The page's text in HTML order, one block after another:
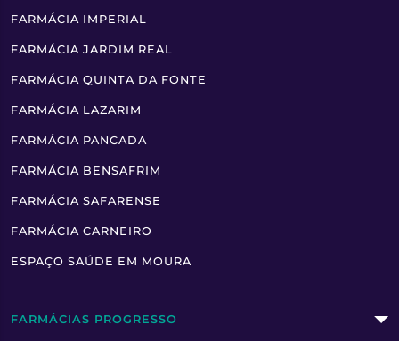
FARMÁCIA IMPERIAL
FARMÁCIA JARDIM REAL
FARMÁCIA QUINTA DA FONTE
FARMÁCIA LAZARIM
FARMÁCIA PANCADA
FARMÁCIA BENSAFRIM
FARMÁCIA SAFARENSE
FARMÁCIA CARNEIRO
ESPAÇO SAÚDE EM MOURA
FARMÁCIAS PROGRESSO